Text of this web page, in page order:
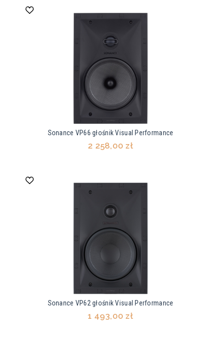
Sonance VP66 głośnik Visual Performance
2 258,00 zł
Sonance VP62 głośnik Visual Performance
1 493,00 zł